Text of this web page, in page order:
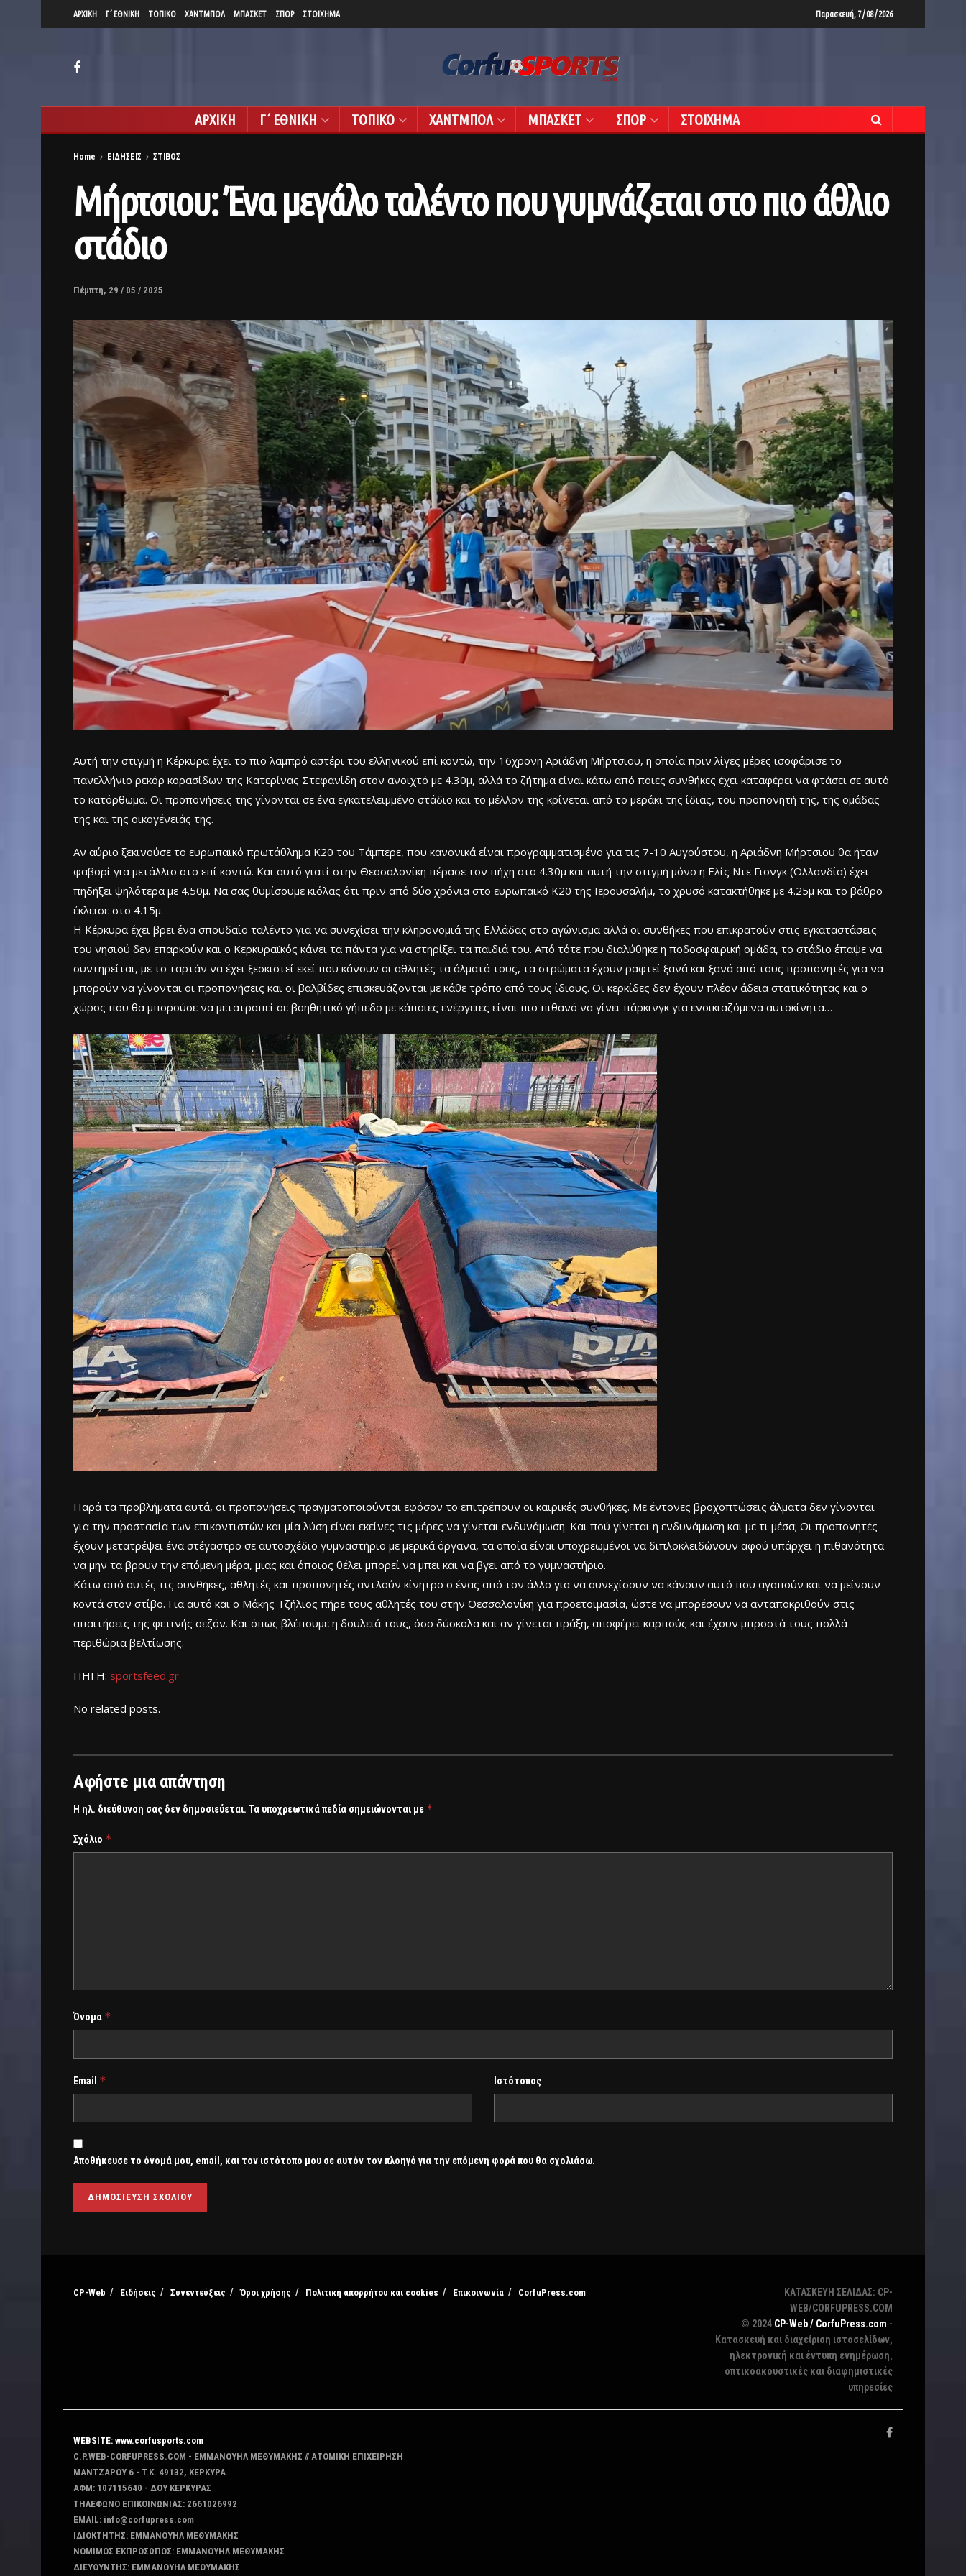
ΑΡΧΙΚΗ Γ΄ ΕΘΝΙΚΗ ΤΟΠΙΚΟ ΧΑΝΤΜΠΟΛ ΜΠΑΣΚΕΤ ΣΠΟΡ ΣΤΟΙΧΗΜΑ Παρασκευή, 7 / 08 / 2026
ΑΡΧΙΚΗ Γ΄ ΕΘΝΙΚΗ ΤΟΠΙΚΟ ΧΑΝΤΜΠΟΛ ΜΠΑΣΚΕΤ ΣΠΟΡ ΣΤΟΙΧΗΜΑ
Home ΕΙΔΗΣΕΙΣ ΣΤΙΒΟΣ
Μήρτσιου: Ένα μεγάλο ταλέντο που γυμνάζεται στο πιο άθλιο
στάδιο
Πέμπτη, 29 / 05 / 2025
Αυτή την στιγμή η Κέρκυρα έχει το πιο λαμπρό αστέρι του ελληνικού επί κοντώ, την 16χρονη Αριάδνη Μήρτσιου, η οποία πριν λίγες μέρες ισοφάρισε το
πανελλήνιο ρεκόρ κορασίδων της Κατερίνας Στεφανίδη στον ανοιχτό με 4.30μ, αλλά το ζήτημα είναι κάτω από ποιες συνθήκες έχει καταφέρει να φτάσει σε αυτό
το κατόρθωμα. Οι προπονήσεις της γίνονται σε ένα εγκατελειμμένο στάδιο και το μέλλον της κρίνεται από το μεράκι της ίδιας, του προπονητή της, της ομάδας
της και της οικογένειάς της.
Αν αύριο ξεκινούσε το ευρωπαϊκό πρωτάθλημα Κ20 του Τάμπερε, που κανονικά είναι προγραμματισμένο για τις 7-10 Αυγούστου, η Αριάδνη Μήρτσιου θα ήταν
φαβορί για μετάλλιο στο επί κοντώ. Και αυτό γιατί στην Θεσσαλονίκη πέρασε τον πήχη στο 4.30μ και αυτή την στιγμή μόνο η Ελίς Ντε Γιονγκ (Ολλανδία) έχει
πηδήξει ψηλότερα με 4.50μ. Να σας θυμίσουμε κιόλας ότι πριν από δύο χρόνια στο ευρωπαϊκό Κ20 της Ιερουσαλήμ, το χρυσό κατακτήθηκε με 4.25μ και το βάθρο
έκλεισε στο 4.15μ.
Η Κέρκυρα έχει βρει ένα σπουδαίο ταλέντο για να συνεχίσει την κληρονομιά της Ελλάδας στο αγώνισμα αλλά οι συνθήκες που επικρατούν στις εγκαταστάσεις
του νησιού δεν επαρκούν και ο Κερκυραϊκός κάνει τα πάντα για να στηρίξει τα παιδιά του. Από τότε που διαλύθηκε η ποδοσφαιρική ομάδα, το στάδιο έπαψε να
συντηρείται, με το ταρτάν να έχει ξεσκιστεί εκεί που κάνουν οι αθλητές τα άλματά τους, τα στρώματα έχουν ραφτεί ξανά και ξανά από τους προπονητές για να
μπορούν να γίνονται οι προπονήσεις και οι βαλβίδες επισκευάζονται με κάθε τρόπο από τους ίδιους. Οι κερκίδες δεν έχουν πλέον άδεια στατικότητας και ο
χώρος που θα μπορούσε να μετατραπεί σε βοηθητικό γήπεδο με κάποιες ενέργειες είναι πιο πιθανό να γίνει πάρκινγκ για ενοικιαζόμενα αυτοκίνητα…
Παρά τα προβλήματα αυτά, οι προπονήσεις πραγματοποιούνται εφόσον το επιτρέπουν οι καιρικές συνθήκες. Με έντονες βροχοπτώσεις άλματα δεν γίνονται
για την προστασία των επικοντιστών και μία λύση είναι εκείνες τις μέρες να γίνεται ενδυνάμωση. Και πού γίνεται η ενδυνάμωση και με τι μέσα; Οι προπονητές
έχουν μετατρέψει ένα στέγαστρο σε αυτοσχέδιο γυμναστήριο με μερικά όργανα, τα οποία είναι υποχρεωμένοι να διπλοκλειδώνουν αφού υπάρχει η πιθανότητα
να μην τα βρουν την επόμενη μέρα, μιας και όποιος θέλει μπορεί να μπει και να βγει από το γυμναστήριο.
Κάτω από αυτές τις συνθήκες, αθλητές και προπονητές αντλούν κίνητρο ο ένας από τον άλλο για να συνεχίσουν να κάνουν αυτό που αγαπούν και να μείνουν
κοντά στον στίβο. Για αυτό και ο Μάκης Τζήλιος πήρε τους αθλητές του στην Θεσσαλονίκη για προετοιμασία, ώστε να μπορέσουν να ανταποκριθούν στις
απαιτήσεις της φετινής σεζόν. Και όπως βλέπουμε η δουλειά τους, όσο δύσκολα και αν γίνεται πράξη, αποφέρει καρπούς και έχουν μπροστά τους πολλά
περιθώρια βελτίωσης.
ΠΗΓΗ: sportsfeed.gr
No related posts.
Αφήστε μια απάντηση
Η ηλ. διεύθυνση σας δεν δημοσιεύεται. Τα υποχρεωτικά πεδία σημειώνονται με *
Σχόλιο *
Όνομα *
Email * Ιστότοπος
Αποθήκευσε το όνομά μου, email, και τον ιστότοπο μου σε αυτόν τον πλοηγό για την επόμενη φορά που θα σχολιάσω.
CP-Web Ειδήσεις Συνεντεύξεις Όροι χρήσης Πολιτική απορρήτου και cookies Επικοινωνία CorfuPress.com
ΚΑΤΑΣΚΕΥΗ ΣΕΛΙΔΑΣ: CP-
WEB/CORFUPRESS.COM
© 2024 CP-Web / CorfuPress.com -
Κατασκευή και διαχείριση ιστοσελίδων,
ηλεκτρονική και έντυπη ενημέρωση,
οπτικοακουστικές και διαφημιστικές
υπηρεσίες
WEBSITE: www.corfusports.com
C.P.WEB-CORFUPRESS.COM - ΕΜΜΑΝΟΥΗΛ ΜΕΘΥΜΑΚΗΣ // ΑΤΟΜΙΚΗ ΕΠΙΧΕΙΡΗΣΗ
MANTZAΡΟΥ 6 - T.K. 49132, ΚΕΡΚΥΡΑ
ΑΦΜ: 107115640 - ΔΟΥ ΚΕΡΚΥΡΑΣ
ΤΗΛΕΦΩΝΟ ΕΠΙΚΟΙΝΩΝΙΑΣ: 2661026992
EMAIL: info@corfupress.com
ΙΔΙΟΚΤΗΤΗΣ: EMMANOYΗΛ ΜΕΘΥΜΑΚΗΣ
ΝΟΜΙΜΟΣ ΕΚΠΡΟΣΩΠΟΣ: EMMANOYΗΛ ΜΕΘΥΜΑΚΗΣ
ΔΙΕΥΘΥΝΤΗΣ: EMMANOYΗΛ ΜΕΘΥΜΑΚΗΣ